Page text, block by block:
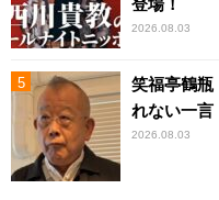
登場！
2026.08.03
笑福亭鶴
れない一言
2026.08.03